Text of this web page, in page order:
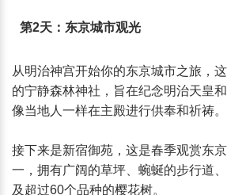
第2天：东京城市观光
从明治神宫开始你的东京城市之旅，
的宁静森林神社，旨在纪念明治天皇
像当地人一样在主殿进行供奉和祈祷。
接下来是新宿御苑，这是春季观赏东
一，拥有广阔的草坪、蜿蜒的步行道
及超过60个品种的樱花树。